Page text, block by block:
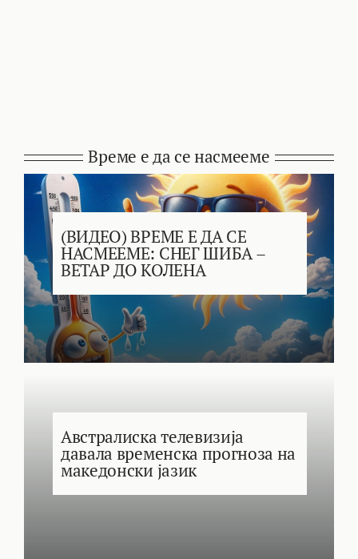
Време е да се насмееме
(ВИДЕО) ВРЕМЕ Е ДА СЕ
НАСМЕЕМЕ: СНЕГ ШИБА –
ВЕТАР ДО КОЛЕНА
Австралиска телевизија
давала временска прогноза на
македонски јазик